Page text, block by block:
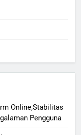
Online,Stabilitas
Pengguna